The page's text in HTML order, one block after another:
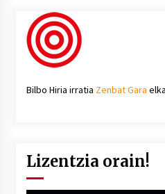
Bilbo Hiria irratia Zenbat Gara
Lizentzia orain!